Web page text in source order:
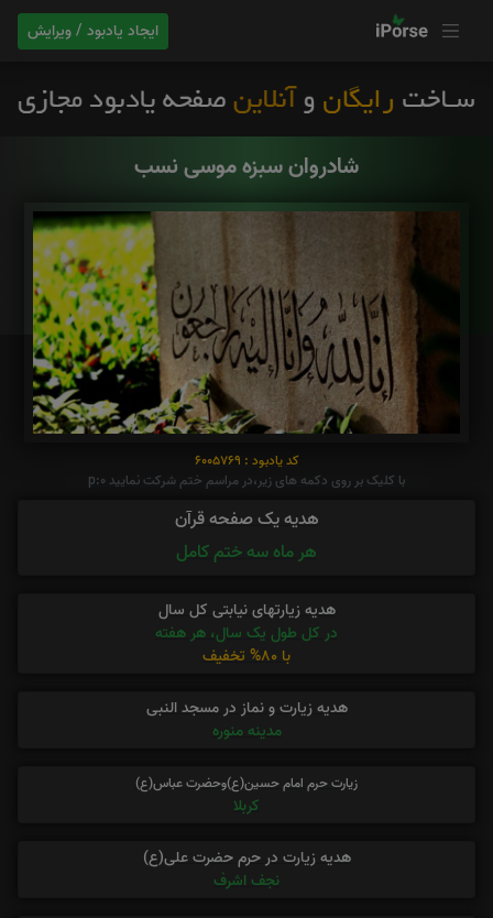
ایجاد یادبود / ویرایش
شادروان سبزه موسی نسب
کد یادبود : 6005769
با کلیک بر روی دکمه های زیر،در مراسم ختم شرکت نمایید p:0
هدیه یک صفحه قرآن
هر ماه سه ختم کامل
هدیه زیارتهای نیابتی کل سال
در کل طول یک سال، هر هفته
با 80% تخفیف
هدیه زیارت و نماز در مسجد النبی
مدینه منوره
زیارت حرم امام حسین(ع)وحضرت عباس(ع)
کربلا
هدیه زیارت در حرم حضرت علی(ع)
نجف اشرف